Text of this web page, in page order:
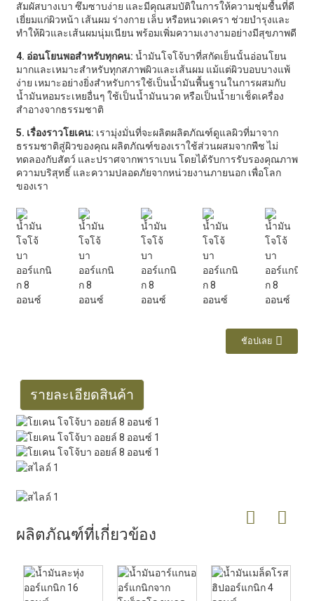
สัมผัสบางเบา ซึมซาบง่าย และมีคุณสมบัติในการให้ความชุ่มชื้นที่ดี
เยี่ยมแก่ผิวหน้า เส้นผม ร่างกาย เล็บ หรือหนวดเครา ช่วยบำรุงและ
ทำให้ผิวและเส้นผมนุ่มเนียน พร้อมเพิ่มความเงางามอย่างมีสุขภาพดี
4. อ่อนโยนพอสำหรับทุกคน: น้ำมันโจโจ้บาที่สกัดเย็นนั้นอ่อนโยน
มากและเหมาะสำหรับทุกสภาพผิวและเส้นผม แม้แต่ผิวบอบบางแพ้
ง่าย เหมาะอย่างยิ่งสำหรับการใช้เป็นน้ำมันพื้นฐานในการผสมกับ
น้ำมันหอมระเหยอื่นๆ ใช้เป็นน้ำมันนวด หรือเป็นน้ำยาเช็ดเครื่อง
สำอางจากธรรมชาติ
5. เรื่องราวโยเคน: เรามุ่งมั่นที่จะผลิตผลิตภัณฑ์ดูแลผิวที่มาจาก
ธรรมชาติสู่ผิวของคุณ ผลิตภัณฑ์ของเราใช้ส่วนผสมจากพืช ไม่
ทดลองกับสัตว์ และปราศจากพาราเบน โดยได้รับการรับรองคุณภาพ
ความบริสุทธิ์ และความปลอดภัยจากหน่วยงานภายนอก เพื่อโลก
ของเรา
ช้อปเลย
รายละเอียดสินค้า
ผลิตภัณฑ์ที่เกี่ยวข้อง